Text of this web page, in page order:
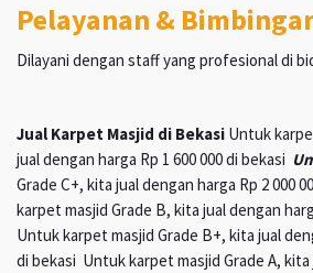
Pelayanan &
Dilayani dengan staff yang profesional di
Jual Karpet Masjid di Bekasi Untuk
jual dengan harga Rp 1 600 000 di bekasi
Grade C+, kita jual dengan harga Rp 2 000
karpet masjid Grade B, kita jual dengan
Untuk karpet masjid Grade B+, kita jual
di bekasi Untuk karpet masjid Grade A,